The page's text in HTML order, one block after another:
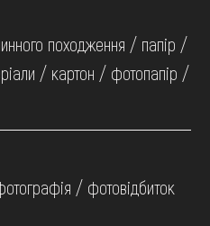
походження / папір /
/ картон / фотопапір /
/ фотовідбиток